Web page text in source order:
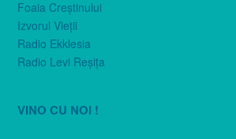
Foaia Creştinului
Izvorul Vieţii
Radio Ekklesia
Radio Levi Reşiţa
VINO CU NOI !